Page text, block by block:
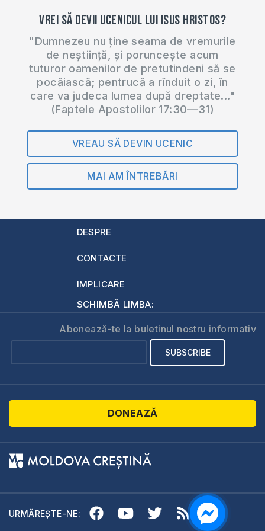
Vrei să devii ucenicul lui Isus Hristos?
"Dumnezeu nu ține seama de vremurile
de neștiință, și poruncește acum
tuturor oamenilor de pretutindeni să se
pocăiască; pentrucă a rînduit o zi, în
care va judeca lumea după dreptate..."
(Faptele Apostolilor 17:30—31)
VREAU SĂ DEVIN UCENIC
MAI AM ÎNTREBĂRI
DESPRE
CONTACTE
IMPLICARE
SCHIMBĂ LIMBA:
Abonează-te la buletinul nostru informativ
DONEAZĂ
URMĂREȘTE-NE: